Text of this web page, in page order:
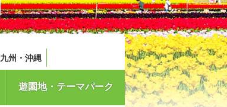
九州・沖縄
遊園地・テーマパーク